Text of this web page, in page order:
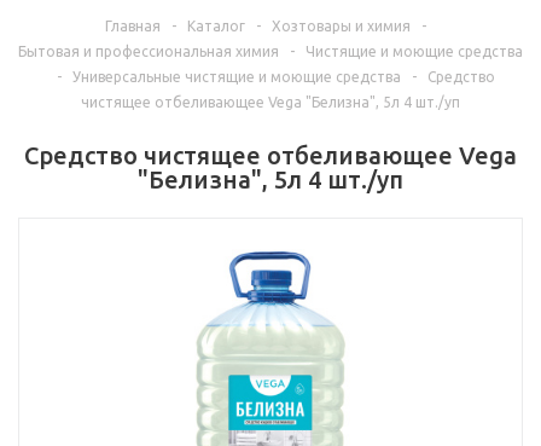
Главная - Каталог - Хозтовары и химия
-
Бытовая и профессиональная химия
-
Чистящие и моющие средства
-
Универсальные чистящие и моющие средства -
Средство
чистящее отбеливающее Vega "Белизна", 5л 4 шт./уп
Средство чистящее отбеливающее Vega
"Белизна", 5л 4 шт./уп